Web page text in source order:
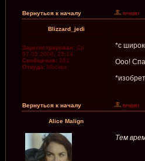
Вернуться к началу
Blizzard_jedi
Зарегистрирован: Ср
07.05.2008, 23:14
Сообщения: 261
Откуда: Москва
*с
Ооо!
Вернуться к началу
Alice Malign
Тем